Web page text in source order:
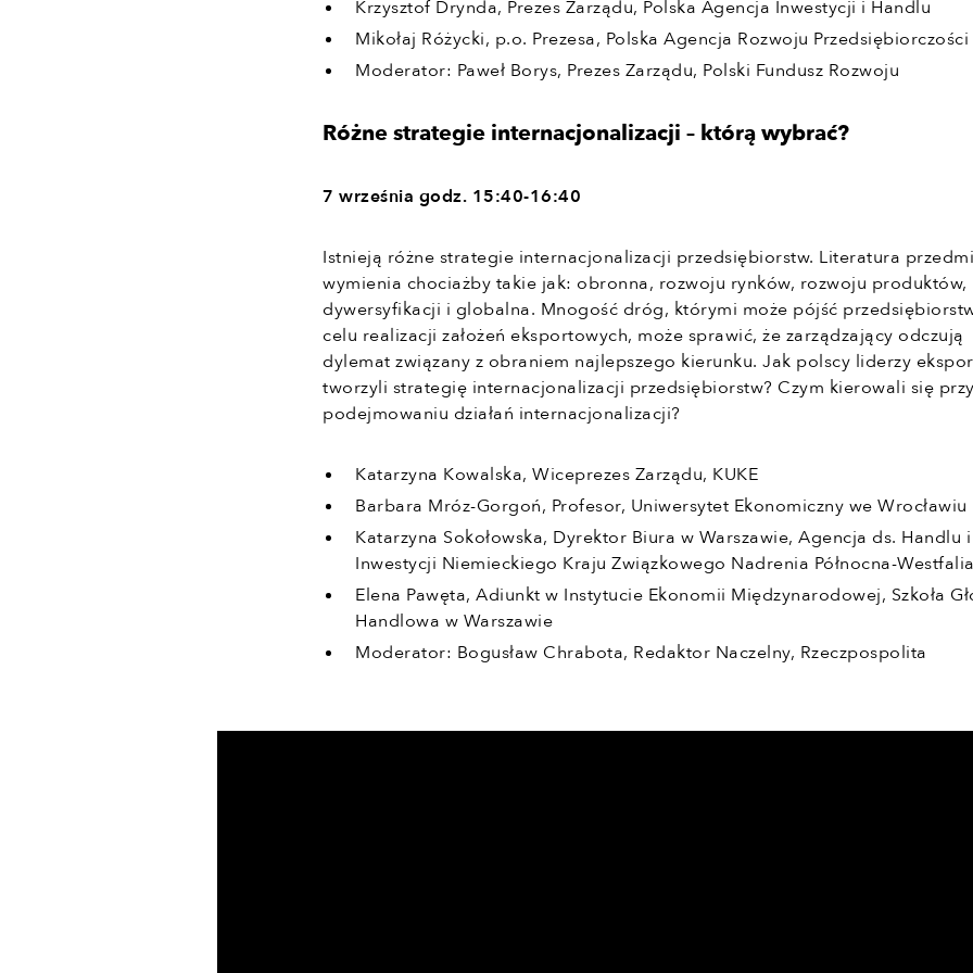
Krzysztof Drynda, Prezes Zarządu, Polska Agencja Inwestycji i Handlu
Mikołaj Różycki, p.o. Prezesa, Polska Agencja Rozwoju Przedsiębiorczości
Moderator: Paweł Borys, Prezes Zarządu, Polski Fundusz Rozwoju
Różne strategie internacjonalizacji – którą wybrać?
7 września godz. 15:40-16:40
Istnieją różne strategie internacjonalizacji przedsiębiorstw. Literatura
wymienia chociażby takie jak: obronna, rozwoju rynków, rozwoju produktów,
dywersyfikacji i globalna. Mnogość dróg, którymi może pójść
celu realizacji założeń eksportowych, może sprawić, że zarządzający odczują
dylemat związany z obraniem najlepszego kierunku. Jak polscy liderzy
tworzyli strategię internacjonalizacji przedsiębiorstw? Czym kierowali się przy
podejmowaniu działań internacjonalizacji?
Katarzyna Kowalska, Wiceprezes Zarządu, KUKE
Barbara Mróz-Gorgoń, Profesor, Uniwersytet Ekonomiczny we Wrocławiu
Katarzyna Sokołowska, Dyrektor Biura w Warszawie, Agencja ds. Handlu i
Inwestycji Niemieckiego Kraju Związkowego Nadrenia Północna-Westfalia
Elena Pawęta, Adiunkt w Instytucie Ekonomii Międzynarodowej, Szkoła
Handlowa w Warszawie
Moderator: Bogusław Chrabota, Redaktor Naczelny, Rzeczpospolita